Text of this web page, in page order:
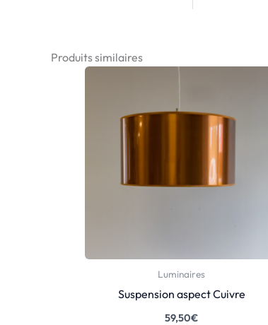
Produits similaires
Luminaires
Suspension aspect Cuivre
59,50€